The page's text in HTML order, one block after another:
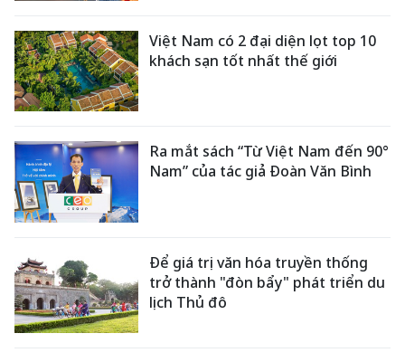
Việt Nam có 2 đại diện lọt top 10
khách sạn tốt nhất thế giới
Ra mắt sách “Từ Việt Nam đến 90°
Nam” của tác giả Đoàn Văn Bình
Để giá trị văn hóa truyền thống
trở thành "đòn bẩy" phát triển du
lịch Thủ đô